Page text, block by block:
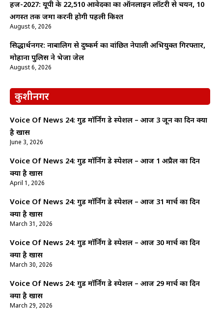
हज-2027: यूपी के 22,510 आवेदकों का ऑनलाइन लॉटरी से चयन, 10
अगस्त तक जमा करनी होगी पहली किश्त
August 6, 2026
सिद्धार्थनगर: नाबालिग से दुष्कर्म का वांछित नेपाली अभियुक्त गिरफ्तार,
मोहाना पुलिस ने भेजा जेल
August 6, 2026
कुशीनगर
Voice Of News 24: गुड माॅर्निंग डे स्पेशल – आज 3 जून का दिन क्यों
है खास
June 3, 2026
Voice Of News 24: गुड माॅर्निंग डे स्पेशल – आज 1 अप्रैल का दिन
क्यों है खास
April 1, 2026
Voice Of News 24: गुड माॅर्निंग डे स्पेशल – आज 31 मार्च का दिन
क्यों है खास
March 31, 2026
Voice Of News 24: गुड माॅर्निंग डे स्पेशल – आज 30 मार्च का दिन
क्यों है खास
March 30, 2026
Voice Of News 24: गुड माॅर्निंग डे स्पेशल – आज 29 मार्च का दिन
क्यों है खास
March 29, 2026